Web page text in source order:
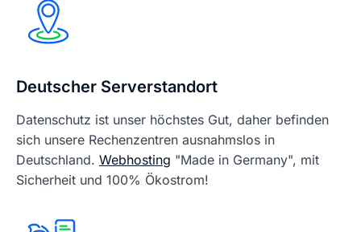
Deutscher Serverstandort
Datenschutz ist unser höchstes Gut, daher befinden
sich unsere Rechenzentren ausnahmslos in
Deutschland. Webhosting "Made in Germany", mit
Sicherheit und 100% Ökostrom!